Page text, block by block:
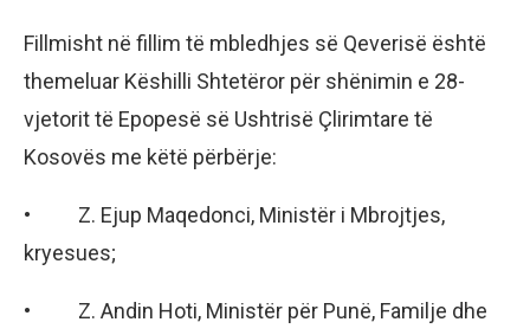
Fillmisht në fillim të mbledhjes së Qeverisë është
themeluar Këshilli Shtetëror për shënimin e 28-
vjetorit të Epopesë së Ushtrisë Çlirimtare të
Kosovës me këtë përbërje:
• Z. Ejup Maqedonci, Ministër i Mbrojtjes,
kryesues;
• Z. Andin Hoti, Ministër për Punë, Familje dhe